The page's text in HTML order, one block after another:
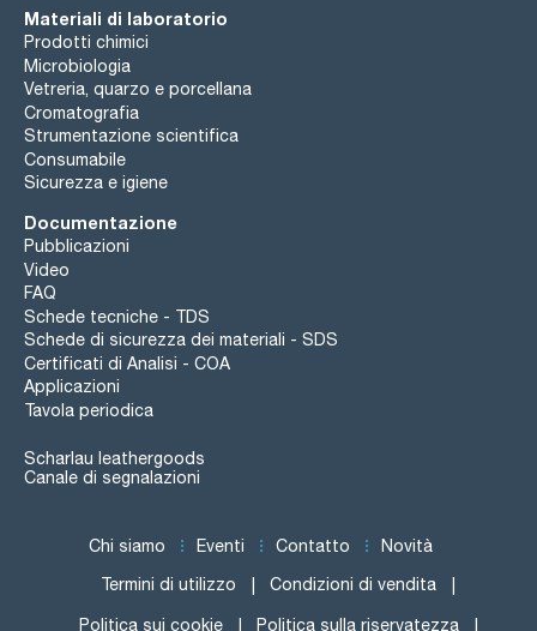
Materiali di laboratorio
Prodotti chimici
Microbiologia
Vetreria, quarzo e porcellana
Cromatografia
Strumentazione scientifica
Consumabile
Sicurezza e igiene
Documentazione
Pubblicazioni
Video
FAQ
Schede tecniche - TDS
Schede di sicurezza dei materiali - SDS
Certificati di Analisi - COA
Applicazioni
Tavola periodica
Scharlau leathergoods
Canale di segnalazioni
Chi siamo Eventi Contatto Novità
Termini di utilizzo Condizioni di vendita
Politica sui cookie Politica sulla riservatezza